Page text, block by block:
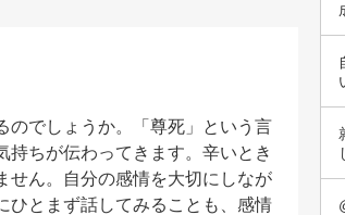
のでしょうか。「尊死」という言
ちが伝わってきます。辛いとき
せん。自分の感情を大切にしなが
ひとまず話してみることも、感情